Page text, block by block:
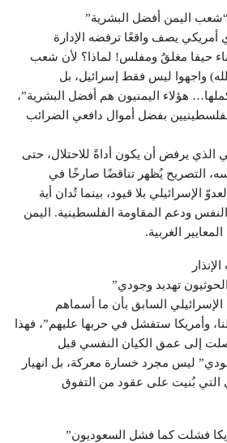
يصف واقعًا ترفضه الإدارة
حيفا مغلقٌ ومفلس! لماذا؟ لأن شعب
واجهوا ليس فقط إسرائيل، بل
هؤلاء اليمنيون هم أفضل البشرية”،
بفضل أموال دافعي الضرائب
الذي يرفض أن يكون أداةً للاحتلال، حتى
التصريح يُظهر تناقضًا صارخًا في
الإسرائيلي بلا قيود، بينما تُدان أية
ودعم المقاومة الفلسطينية. اليمن
الغربية.
السابق بأن ما أسماهم
وأمريكا ستفشل في حربها عليهم”، فهذا
إلى عمق الكيان النفسي قبل
ليس مجرد خسارة معركة، بل انهيار
التي بُنيت على عقود من التفوق